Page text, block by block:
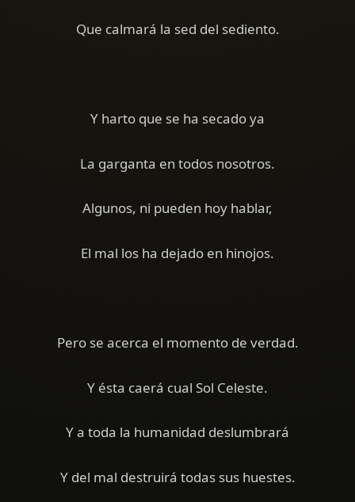
Que calmará la sed del sediento.
Y harto que se ha secado ya
La garganta en todos nosotros.
Algunos, ni pueden hoy hablar,
El mal los ha dejado en hinojos.
Pero se acerca el momento de verdad.
Y ésta caerá cual Sol Celeste.
Y a toda la humanidad deslumbrará
Y del mal destruirá todas sus huestes.